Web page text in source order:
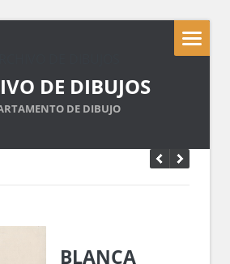
DE DIBUJOS
DE DIBUJO
BLANCA